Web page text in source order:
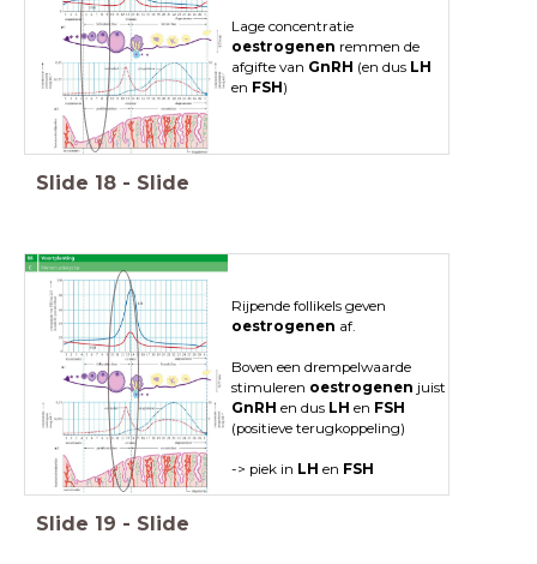
Lage concentratie
oestrogenen remmen de
afgifte van GnRH (en dus LH
en FSH)
Slide 18 - Slide
Rijpende follikels geven
oestrogenen af.
Boven een drempelwaarde
stimuleren oestrogenen juist
GnRH en dus LH en FSH
(positieve terugkoppeling)
-> piek in LH en FSH
Slide 19 - Slide